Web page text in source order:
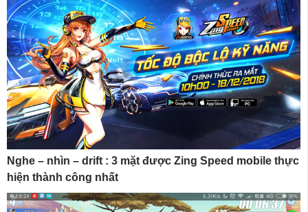
Nghe – nhìn – drift : 3 mặt được Zing Speed mobile thực
hiện thành công nhất